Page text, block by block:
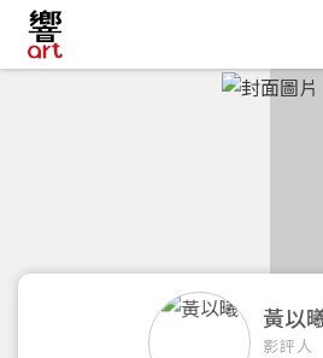
黃以
影評人